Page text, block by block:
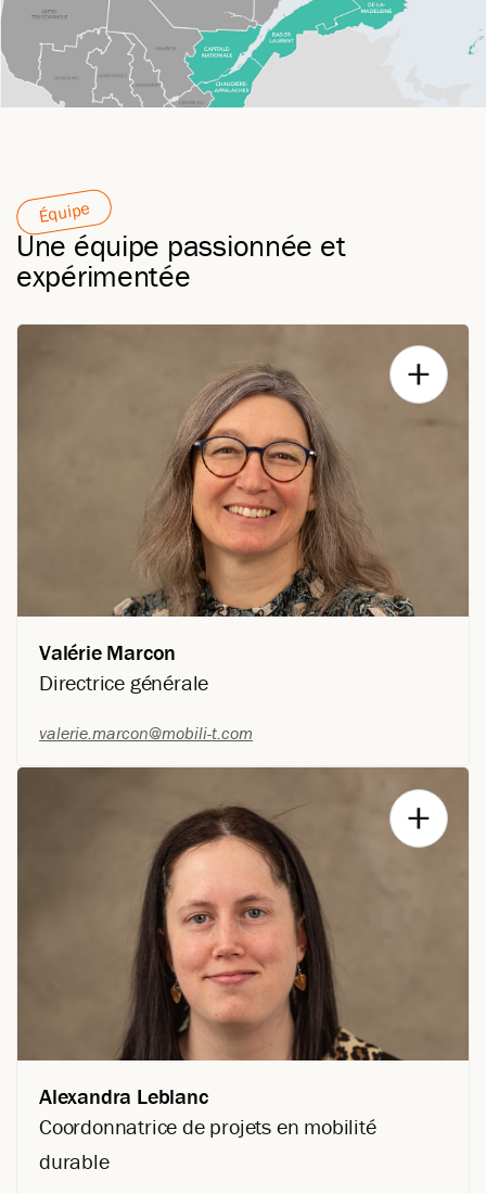
Équipe
Une équipe passionnée et
expérimentée
Valérie Marcon
Directrice générale
valerie.marcon@mobili-t.com
Mode de transport: Multimodalité
Valérie est directrice générale de Mobili-T depuis octobre
2022. Titulaire d’une maîtrise en aménagement et
développement territorial, elle œuvre en mobilité durable
depuis 2011 et a travaillé en concertation au sein de tables
intersectorielles régionales en saines habitudes de vie (TIR-
SHV). Valérie est animée par la création d’environnements
favorables à la mobilité active et collective pour tous et toutes.
Alexandra Leblanc
Coordonnatrice de projets en mobilité
durable